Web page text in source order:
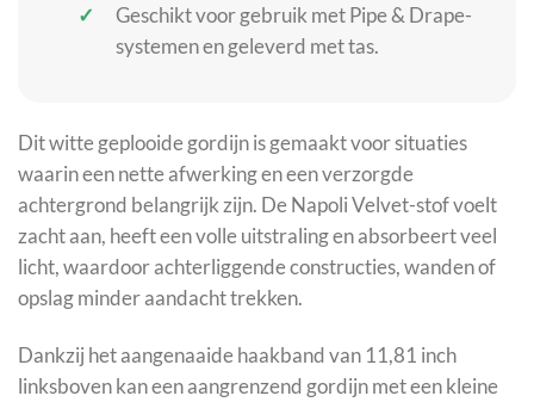
Geschikt voor gebruik met Pipe & Drape-
systemen en geleverd met tas.
Dit witte geplooide gordijn is gemaakt voor situaties
waarin een nette afwerking en een verzorgde
achtergrond belangrijk zijn. De Napoli Velvet-stof voelt
zacht aan, heeft een volle uitstraling en absorbeert veel
licht, waardoor achterliggende constructies, wanden of
opslag minder aandacht trekken.
Dankzij het aangenaaide haakband van 11,81 inch
linksboven kan een aangrenzend gordijn met een kleine